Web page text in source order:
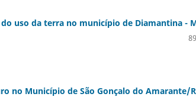
uso da terra no município de Diamantina -
no Município de São Gonçalo do Amarante/